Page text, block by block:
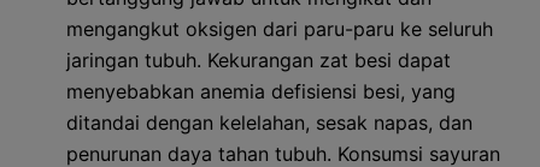
mengangkut oksigen dari paru-paru ke seluruh
jaringan tubuh. Kekurangan zat besi dapat
menyebabkan anemia defisiensi besi, yang
ditandai dengan kelelahan, sesak napas, dan
penurunan daya tahan tubuh. Konsumsi sayuran